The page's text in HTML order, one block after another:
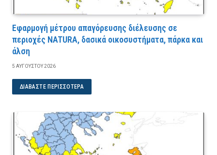
Εφαρμογή μέτρου απαγόρευσης διέλευσης σε
περιοχές NATURA, δασικά οικοσυστήματα, πάρκα και
άλση
5 ΑΥΓΟΎΣΤΟΥ 2026
ΔΙΑΒΆΣΤΕ ΠΕΡΙΣΣΌΤΕΡΑ